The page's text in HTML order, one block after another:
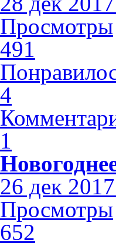
Просмотры
491
4
1
26 дек 2017
Просмотры
652